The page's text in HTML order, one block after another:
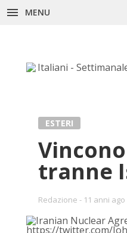
to MENU
ESTERI
tranne
Redazione 11 anni ago